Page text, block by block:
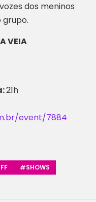
dos meninos
grupo.
VEIA
21h
event/7884
#SHOWS